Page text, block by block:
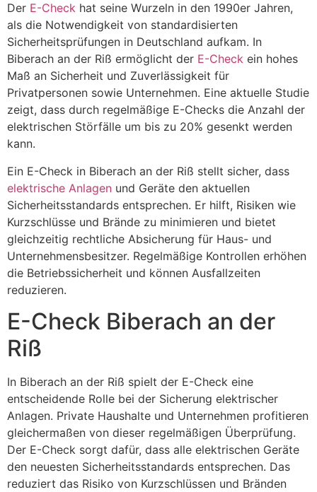
Der E-Check hat seine Wurzeln in den 1990er Jahren,
als die Notwendigkeit von standardisierten
Sicherheitsprüfungen in Deutschland aufkam. In
Biberach an der Riß ermöglicht der E-Check ein hohes
Maß an Sicherheit und Zuverlässigkeit für
Privatpersonen sowie Unternehmen. Eine aktuelle Studie
zeigt, dass durch regelmäßige E-Checks die Anzahl der
elektrischen Störfälle um bis zu 20% gesenkt werden
kann.
Ein E-Check in Biberach an der Riß stellt sicher, dass
elektrische Anlagen und Geräte den aktuellen
Sicherheitsstandards entsprechen. Er hilft, Risiken wie
Kurzschlüsse und Brände zu minimieren und bietet
gleichzeitig rechtliche Absicherung für Haus- und
Unternehmensbesitzer. Regelmäßige Kontrollen erhöhen
die Betriebssicherheit und können Ausfallzeiten
reduzieren.
E-Check Biberach an der
Riß
In Biberach an der Riß spielt der E-Check eine
entscheidende Rolle bei der Sicherung elektrischer
Anlagen. Private Haushalte und Unternehmen profitieren
gleichermaßen von dieser regelmäßigen Überprüfung.
Der E-Check sorgt dafür, dass alle elektrischen Geräte
den neuesten Sicherheitsstandards entsprechen. Das
reduziert das Risiko von Kurzschlüssen und Bränden